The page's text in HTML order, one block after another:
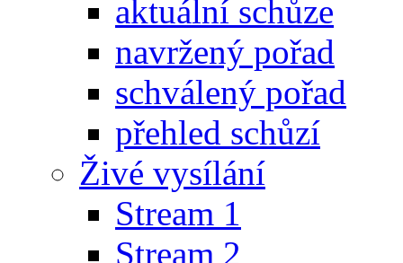
aktuální schůze
navržený pořad
schválený pořad
přehled schůzí
Živé vysílání
Stream 1
Stream 2